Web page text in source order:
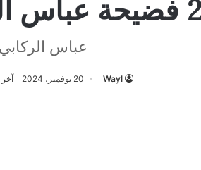
حذف
عباس
Wayl 20 نوفمبر، 2024 آخر